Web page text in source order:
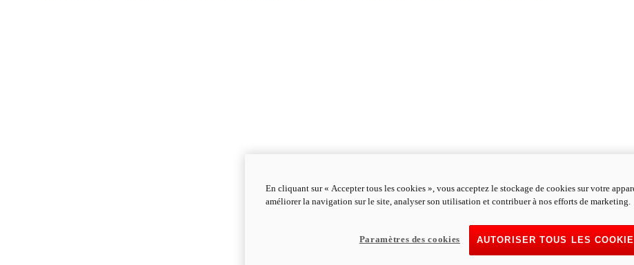
En cliquant sur « Accepter tous les cookies », vous acceptez le stockage de cookies sur votre
améliorer la navigation sur le site, analyser son utilisation et contribuer à nos efforts de marketing.
AUTORISER TOUS LES
Paramètres des cookies